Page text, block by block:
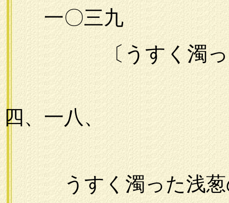
一〇三九
〔うすく濁
一九
四、一八、
うすく濁った浅葱